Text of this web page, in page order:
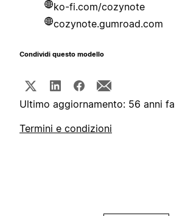
ko-fi.com/cozynote
cozynote.gumroad.com
Condividi questo modello
Ultimo aggiornamento: 56 anni fa
Termini e condizioni